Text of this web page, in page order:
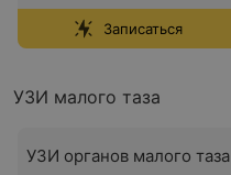
Записаться
УЗИ малого таза
УЗИ органов малого таза